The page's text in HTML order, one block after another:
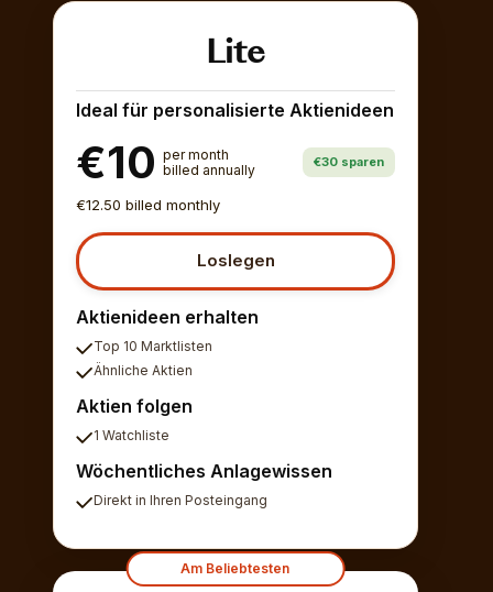
Lite
Ideal für personalisierte Aktienideen
€10 per month
billed annually
€30 sparen
€12.50 billed monthly
Loslegen
Aktienideen erhalten
Top 10 Marktlisten
Ähnliche Aktien
Aktien folgen
1 Watchliste
Wöchentliches Anlagewissen
Direkt in Ihren Posteingang
Am Beliebtesten